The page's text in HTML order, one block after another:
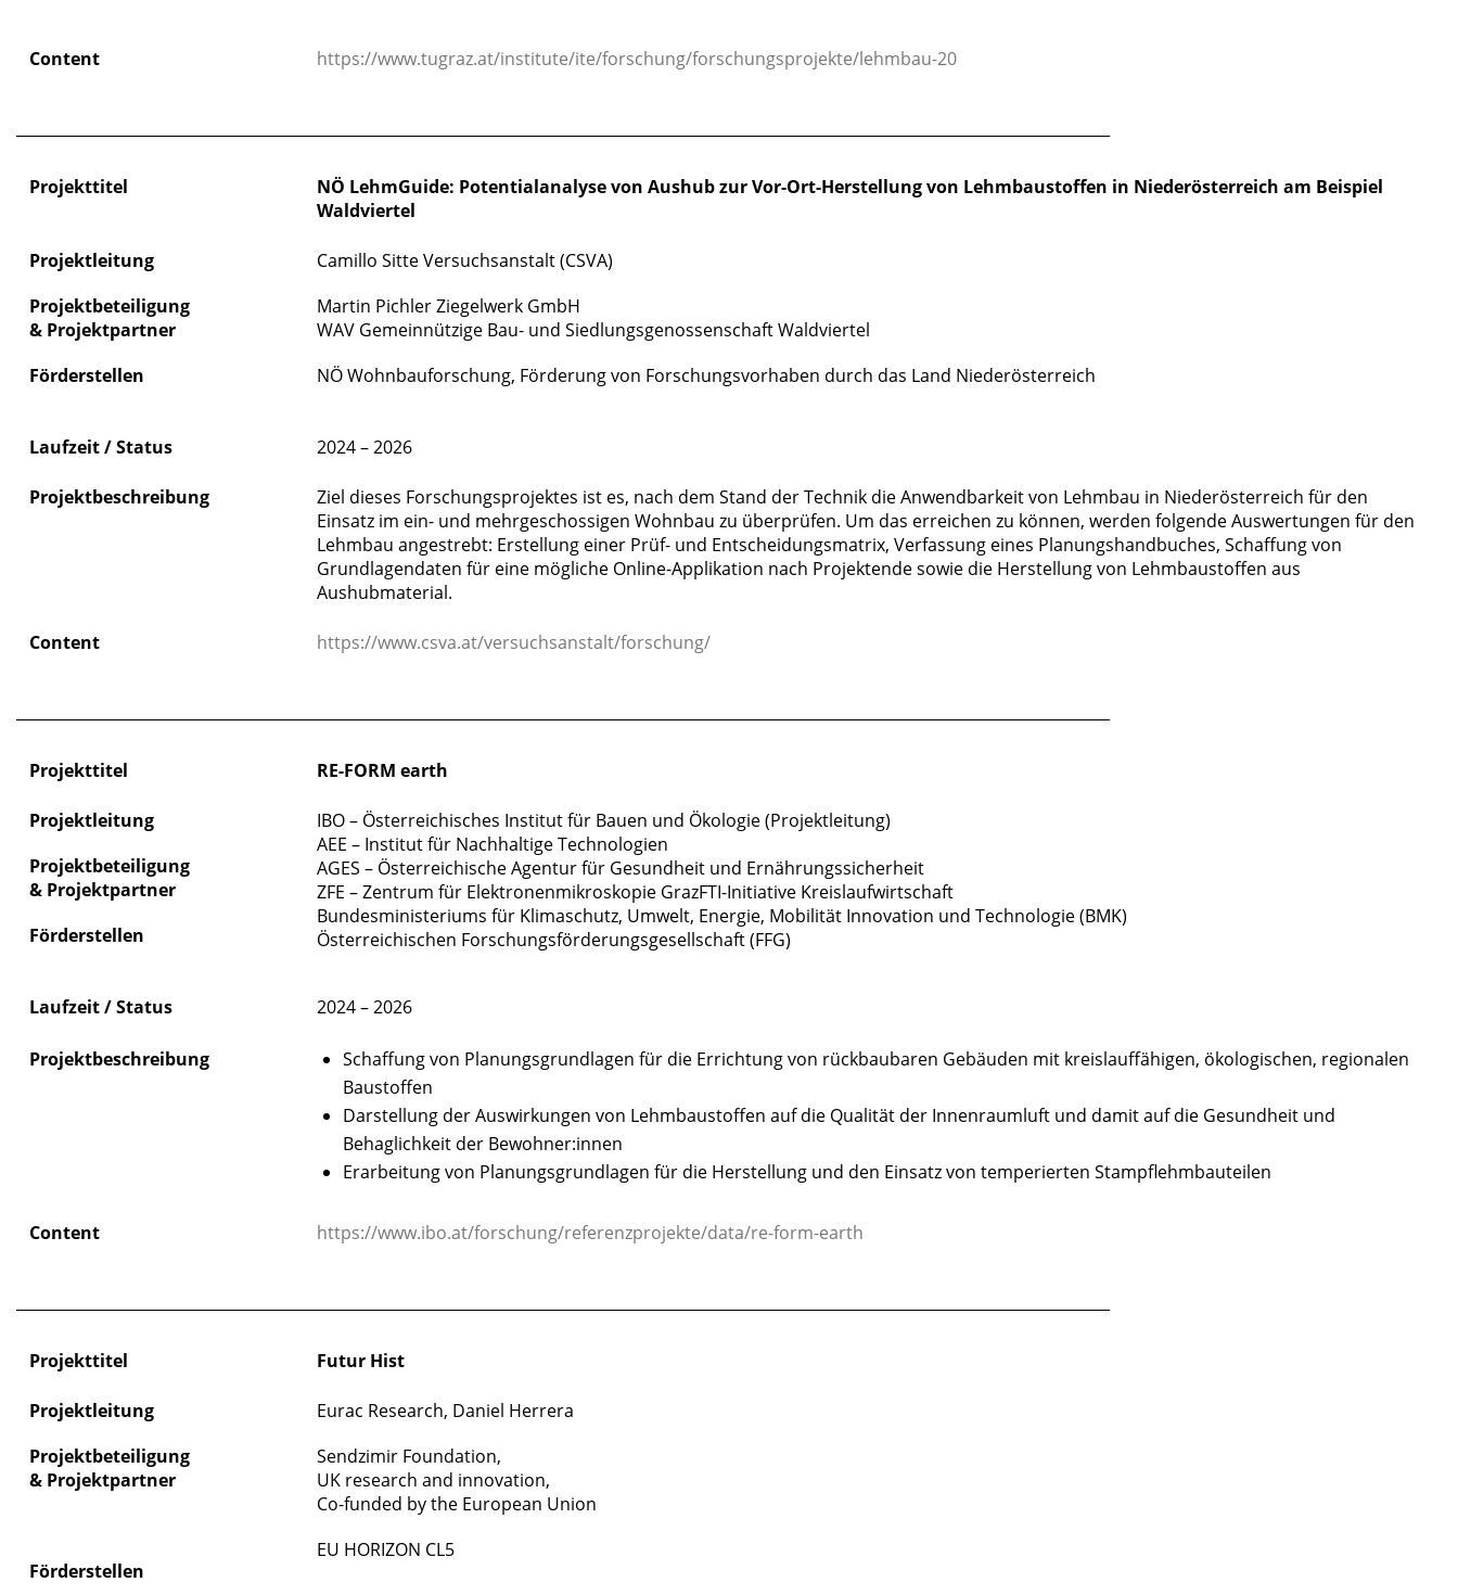
Content https://www.tugraz.at/institute/ite/forschung/forschungsprojekte/lehmbau-20
Projekttitel
NÖ LehmGuide: Potentialanalyse von Aushub zur Vor-Ort-Herstellung von Lehmbaustoffen in Niederösterreich am Beispiel
Waldviertel
Projektleitung
Projektbeteiligung
& Projektpartner
Förderstellen
Camillo Sitte Versuchsanstalt (CSVA)
Martin Pichler Ziegelwerk GmbH
WAV Gemeinnützige Bau- und SiedlungsgenossenschaftWaldviertel
NÖ Wohnbauforschung, Förderung von Forschungsvorhaben durch das Land Niederösterreich
Laufzeit / Status 2024 – 2026
Projektbeschreibung
Ziel dieses Forschungsprojektes ist es, nach dem Stand der Technik die Anwendbarkeit von Lehmbau in Niederösterreich für den
Einsatz im ein- und mehrgeschossigen Wohnbau zu überprüfen. Um das erreichen zu können, werden folgende Auswertungen für den
Lehmbau angestrebt: Erstellung einer Prüf- und Entscheidungsmatrix, Verfassung eines Planungshandbuches, Schaffung von
Grundlagendaten für eine mögliche Online-Applikation nach Projektende sowie die Herstellung von Lehmbaustoffen aus
Aushubmaterial.
Content https://www.csva.at/versuchsanstalt/forschung/
Projekttitel RE-FORM earth
Projektleitung
Projektbeteiligung
& Projektpartner
Förderstellen
IBO – Österreichisches Institut für Bauen und Ökologie (Projektleitung)
AEE – Institut für Nachhaltige Technologien
AGES – Österreichische Agentur für Gesundheit und Ernährungssicherheit
ZFE – Zentrum für Elektronenmikroskopie GrazFTI-Initiative Kreislaufwirtschaft
Bundesministeriums für Klimaschutz, Umwelt, Energie, Mobilität Innovation und Technologie (BMK)
Österreichischen Forschungsförderungsgesellschaft (FFG)
Laufzeit / Status 2024 – 2026
Projektbeschreibung
Schaffung von Planungsgrundlagen für die Errichtung von rückbaubaren Gebäuden mit kreislauffähigen, ökologischen, regionalen
Baustoffen
Darstellung der Auswirkungen von Lehmbaustoffen auf die Qualität der Innenraumluft und damit auf die Gesundheit und
Behaglichkeit der Bewohner:innen
Erarbeitung von Planungsgrundlagen für die Herstellung und den Einsatz von temperierten Stampflehmbauteilen
Content https://www.ibo.at/forschung/referenzprojekte/data/re-form-earth
Projekttitel Futur Hist
Projektleitung
Projektbeteiligung
& Projektpartner
Förderstellen
Eurac Research, Daniel Herrera
Sendzimir Foundation,
UK research and innovation,
Co-funded by the European Union
EU HORIZON CL5